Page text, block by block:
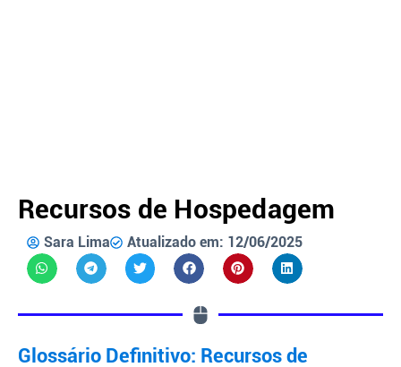
Recursos de Hospedagem
Sara Lima Atualizado em: 12/06/2025
Glossário Definitivo: Recursos de